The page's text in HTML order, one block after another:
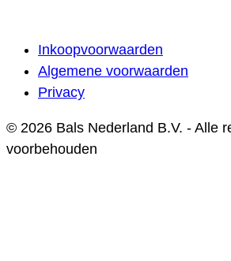
Inkoopvoorwaarden
Algemene voorwaarden
Privacy
© 2026 Bals Nederland B.V. - Alle
voorbehouden